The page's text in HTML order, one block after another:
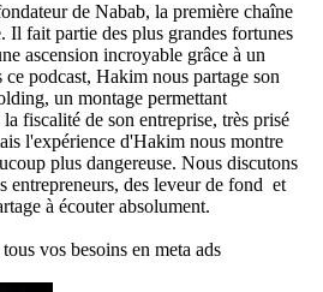
de Nabab, la première chaîne
Il fait partie des plus grandes fortunes
ascension incroyable grâce à un
podcast, Hakim nous partage son
un montage permettant
fiscalité de son entreprise, très prisé
l'expérience d'Hakim nous montre
plus dangereuse. Nous discutons
entrepreneurs, des leveur de fond et
à écouter absolument.
vos besoins en meta ads